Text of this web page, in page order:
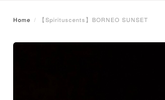
Home 【Spirituscents】BORNEO SUNSET